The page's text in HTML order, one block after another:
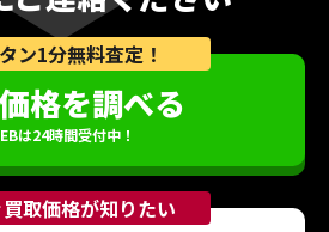
ン1分無料査定！
格を調べる
は24時間受付中！
取価格が知りたい